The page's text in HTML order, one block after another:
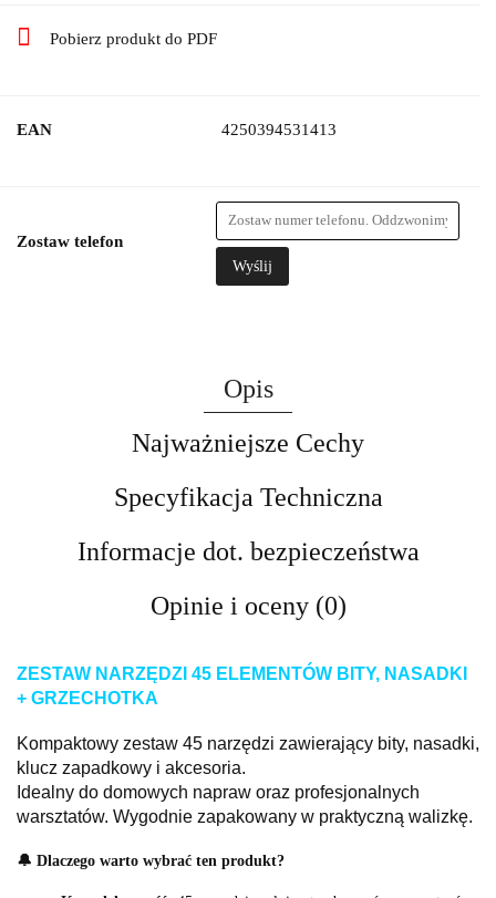
Pobierz produkt do PDF
EAN 4250394531413
Zostaw telefon
Wyślij
Opis
Najważniejsze Cechy
Specyfikacja Techniczna
Informacje dot. bezpieczeństwa
Opinie i oceny (0)
ZESTAW NARZĘDZI 45 ELEMENTÓW BITY, NASADKI
+ GRZECHOTKA
Kompaktowy zestaw 45 narzędzi zawierający bity, nasadki,
klucz zapadkowy i akcesoria.
Idealny do domowych napraw oraz profesjonalnych
warsztatów. Wygodnie zapakowany w praktyczną walizkę.
🔔 Dlaczego warto wybrać ten produkt?